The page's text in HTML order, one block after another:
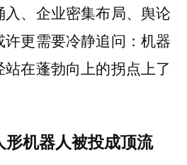
、企业密集布局、舆论
更需要冷静追问：机器
在蓬勃向上的拐点上了
机器人被投成顶流